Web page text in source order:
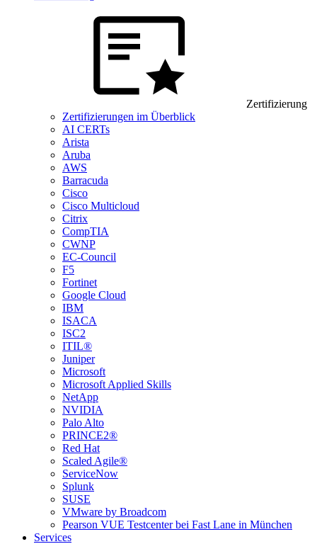
Zertifizierung
Zertifizierungen im Überblick
AI CERTs
Arista
Aruba
AWS
Barracuda
Cisco
Cisco Multicloud
Citrix
CompTIA
CWNP
EC-Council
F5
Fortinet
Google Cloud
IBM
ISACA
ISC2
ITIL®
Juniper
Microsoft
Microsoft Applied Skills
NetApp
NVIDIA
Palo Alto
PRINCE2®
Red Hat
Scaled Agile®
ServiceNow
Splunk
SUSE
VMware by Broadcom
Pearson VUE Testcenter bei Fast Lane in München
Services